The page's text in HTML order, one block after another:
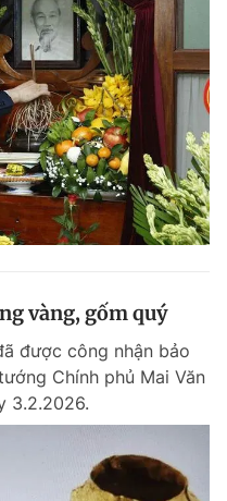
vàng, gốm quý
được công nhận bảo
Chính phủ Mai Văn
3.2.2026.